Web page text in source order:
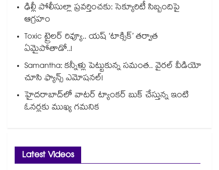
ఢిల్లీ పోలీసుల్లా ప్రవర్తించకు: సెక్యూరిటీ సిబ్బందిపై
ఆగ్రహం
Toxic ట్రైలర్ రివ్యూ.. యష్ ‘టాక్సిక్’ తర్వాత
ఏమైపోతాడో..!
Samantha: కన్నీళ్లు పెట్టుకున్న సమంత.. వైరల్ వీడియో
చూసి ఫ్యాన్స్ ఎమోషనల్!
హైదరాబాద్⁪లో వాటర్ ట్యాంకర్ బుక్ చేస్తున్న ఇంటి
ఓనర్లకు ముఖ్య గమనిక
Latest Videos